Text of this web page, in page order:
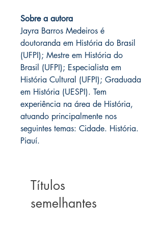
Sobre a autora
Jayra Barros Medeiros é
doutoranda em História do Brasil
(UFPI); Mestre em História do
Brasil (UFPI); Especialista em
História Cultural (UFPI); Graduada
em História (UESPI). Tem
experiência na área de História,
atuando principalmente nos
seguintes temas: Cidade. História.
Piauí.
Títulos
semelhantes